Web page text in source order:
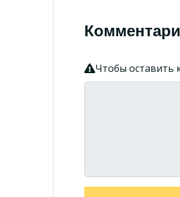
Чтобы оставить